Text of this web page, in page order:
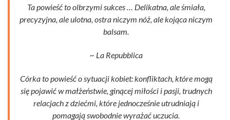
Ta powieść to olbrzymi sukces … Delikatna, ale śmiała,
precyzyjna, ale ulotna, ostra niczym nóż, ale kojąca niczym
balsam.
~ La Repubblica
Córka to powieść o sytuacji kobiet: konfliktach, które mogą
się pojawić w małżeństwie, ginącej miłości i pasji, trudnych
relacjach z dziećmi, które jednocześnie utrudniają i
pomagają swobodnie wyrażać uczucia.